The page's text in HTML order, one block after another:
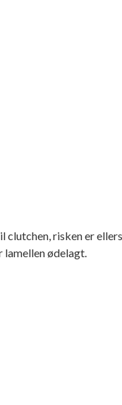
risken er
lamellen ødelagt.